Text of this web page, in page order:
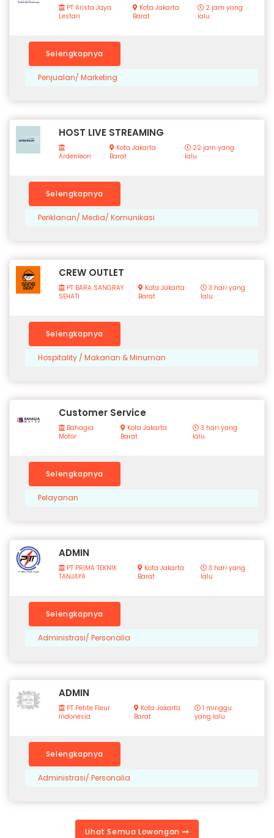
PT Arista Jaya
Lestari
Kota Jakarta
Barat
2 jam yang
lalu
Selengkapnya
Penjualan/ Marketing
HOST LIVE STREAMING
Ardenleon
Kota Jakarta
Barat
22 jam yang
lalu
Selengkapnya
Periklanan/ Media/ Komunikasi
CREW OUTLET
PT BARA SANGRAY
SEHATI
Kota Jakarta
Barat
3 hari yang
lalu
Selengkapnya
Hospitality / Makanan & Minuman
Customer Service
Bahagia
Motor
Kota Jakarta
Barat
3 hari yang
lalu
Selengkapnya
Pelayanan
ADMIN
PT PRIMA TEKNIK
TANJAYA
Kota Jakarta
Barat
3 hari yang
lalu
Selengkapnya
Administrasi/ Personalia
ADMIN
PT Petite Fleur
Indonesia
Kota Jakarta
Barat
1 minggu
yang lalu
Selengkapnya
Administrasi/ Personalia
Lihat Semua Lowongan